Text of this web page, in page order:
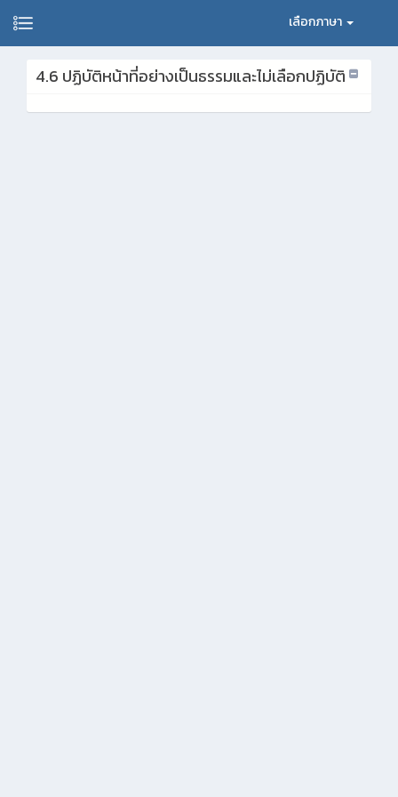
เลือกภาษา
4.6 ปฏิบัติหน้าที่อย่างเป็นธรรมและไม่เลือกปฏิบัติ